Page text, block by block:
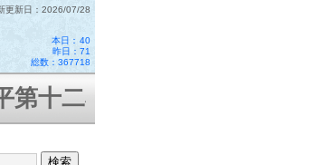
更新日：2026/07/28
本日： 40
昨日：71
総数：367718
二小学校はコミュニティ・